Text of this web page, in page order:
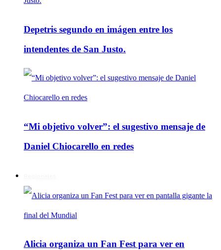
Depetris segundo en imágen entre los
intendentes de San Justo.
“Mi objetivo volver”: el sugestivo mensaje de
Daniel Chiocarello en redes
Alicia organiza un Fan Fest para ver en